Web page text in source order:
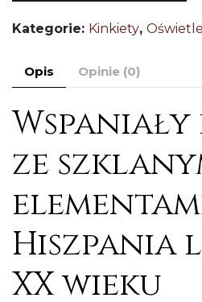
Kategorie: Kinkiety,
Opis Opinie (0)
ze
Hiszpania
XX wieku